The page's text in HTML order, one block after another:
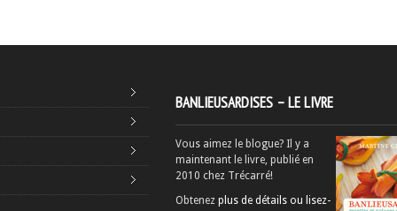
BANLIEUSARDISES – LE LIVRE
Vous aimez le blogue? Il y a
maintenant le livre, publié en
2010 chez Trécarré!
Obtenez plus de détails ou lisez-